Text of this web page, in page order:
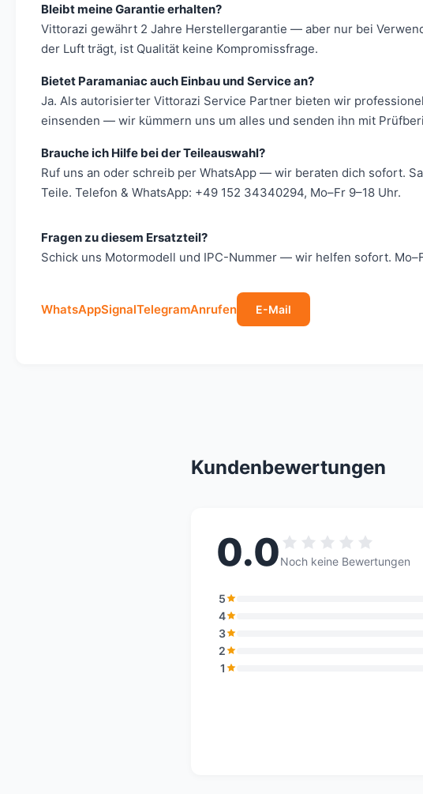
Bleibt meine Garantie erhalten?
Vittorazi gewährt 2 Jahre Herstellergarantie — aber nur bei
der Luft trägt, ist Qualität keine Kompromissfrage.
Bietet Paramaniac auch Einbau und Service an?
Ja. Als autorisierter Vittorazi Service Partner bieten wir
einsenden — wir kümmern uns um alles und senden ihn mit
Brauche ich Hilfe bei der Teileauswahl?
Ruf uns an oder schreib per WhatsApp — wir beraten dich sofort.
Teile. Telefon & WhatsApp: +49 152 34340294, Mo–Fr 9–18 Uhr.
Fragen zu diesem Ersatzteil?
Schick uns Motormodell und IPC-Nummer — wir helfen sofort.
WhatsAppSignalTelegramAnrufen E-Mail
Kundenbewertungen
0.0Noch keine Bewertungen
5
4
3
2
1